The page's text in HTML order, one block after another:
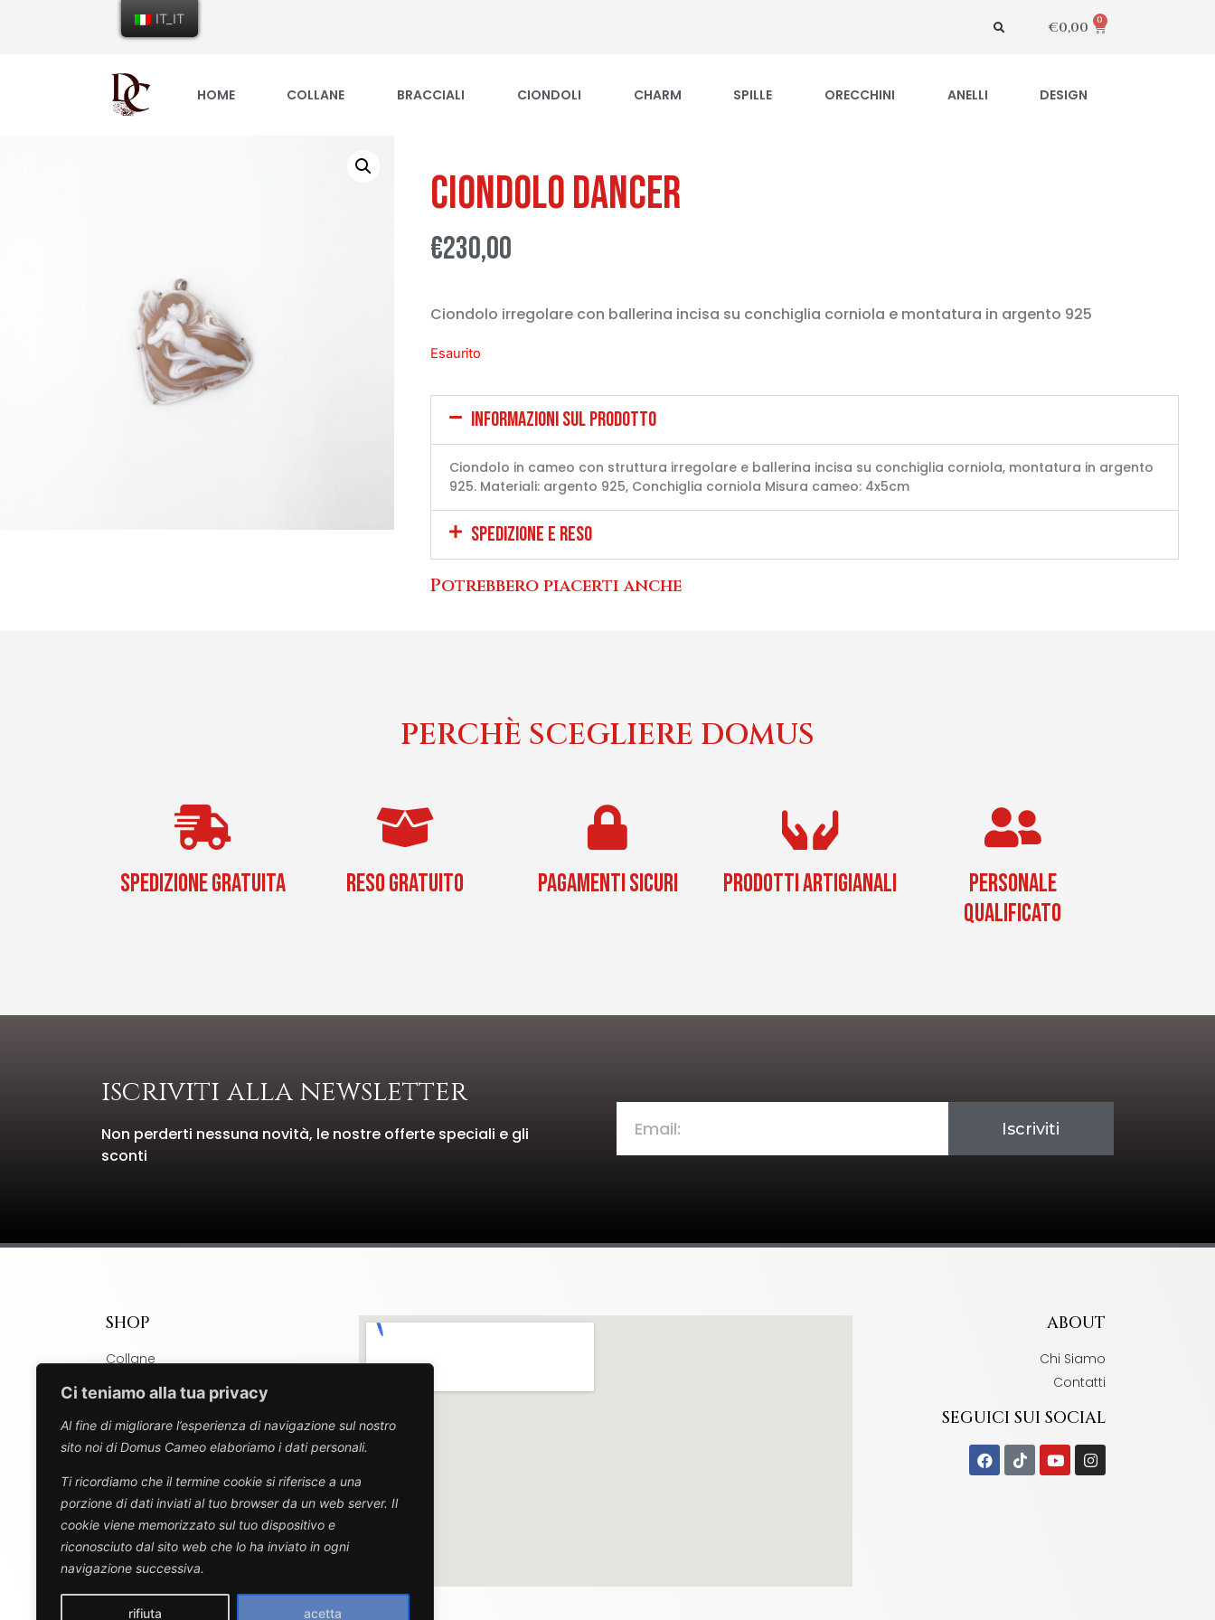
Ci teniamo alla tua privacy
Al fine di migliorare l’esperienza di navigazione sul nostro
sito noi di Domus Cameo elaboriamo i dati personali.
Ti ricordiamo che il termine cookie si riferisce a una
porzione di dati inviati al tuo browser da un web server. Il
cookie viene memorizzato sul tuo dispositivo e
riconosciuto dal sito web che lo ha inviato in ogni
navigazione successiva.
rifiuta acetta
€0,00 0
HOME COLLANE BRACCIALI CIONDOLI CHARM SPILLE ORECCHINI ANELLI DESIGN
Ciondolo Dancer
€230,00
Ciondolo irregolare con ballerina incisa su conchiglia corniola e montatura in argento 925
Esaurito
INFORMAZIONI SUL PRODOTTO
Ciondolo in cameo con struttura irregolare e ballerina incisa su conchiglia corniola, montatura in argento
925. Materiali: argento 925, Conchiglia corniola Misura cameo: 4x5cm
SPEDIZIONE E RESO
Potrebbero piacerti anche
PERCHÈ SCEGLIERE DOMUS
SPEDIZIONE GRATUITA RESO GRATUITO PAGAMENTI SICURI PRODOTTI ARTIGIANALI
PERSONALE
QUALIFICATO
iscriviti alla newsletter
Non perderti nessuna novità, le nostre offerte speciali e gli
sconti
Iscriviti
SHOP
Collane
Bracciali
Charm
Orecchini
Anelli
Design
ABOUT
Chi Siamo
Contatti
SEGUICI SUI SOCIAL
IT_IT